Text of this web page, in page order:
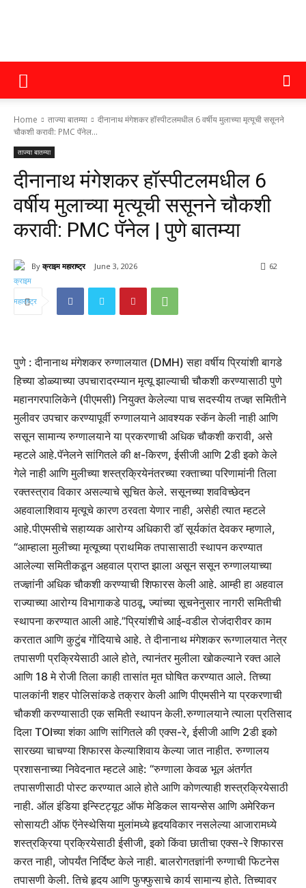
क्राइम
महाराष्ट्र
Home ताज्या बातम्या
दीनानाथ मंगेशकर हॉस्पीटलमधील 6 वर्षीय मुलाच्या मृत्यूची ससूनने
चौकशी करावी: PMC पॅनेल...
ताज्या बातम्या
दीनानाथ मंगेशकर हॉस्पीटलमधील 6
वर्षीय मुलाच्या मृत्यूची ससूनने चौकशी
करावी: PMC पॅनेल | पुणे बातम्या
By क्राइम महाराष्ट्र June 3, 2026 62
पुणे :दीनानाथ मंगेशकर रुग्णालयात (DMH) सहा वर्षीय प्रियांशी बागडे
हिच्या डोळ्याच्या उपचारादरम्यान मृत्यू झाल्याची चौकशी करण्यासाठी पुणे
महानगरपालिकेने (पीएमसी) नियुक्त केलेल्या पाच सदस्यीय तज्ज्ञ समितीने
मुलीवर उपचार करण्यापूर्वी रुग्णालयाने आवश्यक स्कॅन केली नाही आणि
ससून सामान्य रुग्णालयाने या प्रकरणाची अधिक चौकशी करावी, असे
म्हटले आहे.पॅनेलने सांगितले की क्ष-किरण, ईसीजी आणि 2डी इको केले
गेले नाही आणि मुलीच्या शस्त्रक्रियेनंतरच्या रक्ताच्या परिणामांनी तिला
रक्तस्त्राव विकार असल्याचे सूचित केले. ससूनच्या शवविच्छेदन
अहवालाशिवाय मृत्यूचे कारण ठरवता येणार नाही, असेही त्यात म्हटले
आहे.पीएमसीचे सहाय्यक आरोग्य अधिकारी डॉ सूर्यकांत देवकर म्हणाले,
“आम्हाला मुलीच्या मृत्यूच्या प्राथमिक तपासासाठी स्थापन करण्यात
आलेल्या समितीकडून अहवाल प्राप्त झाला असून ससून रुग्णालयाच्या
तज्ज्ञांनी अधिक चौकशी करण्याची शिफारस केली आहे. आम्ही हा अहवाल
राज्याच्या आरोग्य विभागाकडे पाठवू, ज्यांच्या सूचनेनुसार नागरी समितीची
स्थापना करण्यात आली आहे.”प्रियांशीचे आई-वडील रोजंदारीवर काम
करतात आणि कुटुंब गोंदियाचे आहे. ते दीनानाथ मंगेशकर रूग्णालयात नेत्र
तपासणी प्रक्रियेसाठी आले होते, त्यानंतर मुलीला खोकल्याने रक्त आले
आणि 18 मे रोजी तिला काही तासांत मृत घोषित करण्यात आले. तिच्या
पालकांनी शहर पोलिसांकडे तक्रार केली आणि पीएमसीने या प्रकरणाची
चौकशी करण्यासाठी एक समिती स्थापन केली.रुग्णालयाने त्याला प्रतिसाद
दिला TOIच्या शंका आणि सांगितले की एक्स-रे, ईसीजी आणि 2डी इको
सारख्या चाचण्या शिफारस केल्याशिवाय केल्या जात नाहीत. रुग्णालय
प्रशासनाच्या निवेदनात म्हटले आहे: “रुग्णाला केवळ भूल अंतर्गत
तपासणीसाठी पोस्ट करण्यात आले होते आणि कोणत्याही शस्त्रक्रियेसाठी
नाही. ऑल इंडिया इन्स्टिट्यूट ऑफ मेडिकल सायन्सेस आणि अमेरिकन
सोसायटी ऑफ ऍनेस्थेसिया मुलांमध्ये हृदयविकार नसलेल्या आजारामध्ये
शस्त्रक्रिया प्रक्रियेसाठी ईसीजी, इको किंवा छातीचा एक्स-रे शिफारस
करत नाही, जोपर्यंत निर्दिष्ट केले नाही. बालरोगतज्ञांनी रुग्णाची फिटनेस
तपासणी केली. तिचे हृदय आणि फुफ्फुसाचे कार्य सामान्य होते. तिच्यावर